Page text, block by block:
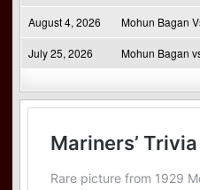
August 4, 2026 Mohun Bagan
July 25, 2026 Mohun Bagan